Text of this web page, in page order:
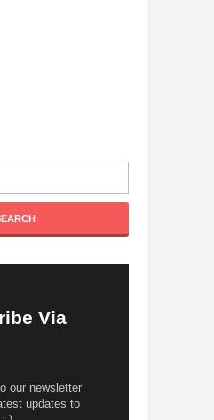
Via
our newsletter
updates to